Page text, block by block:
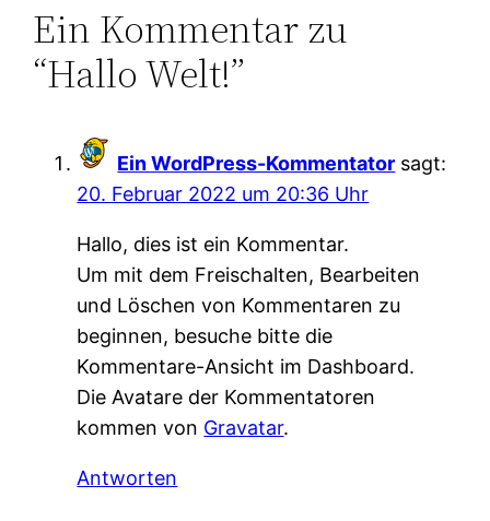
Ein Kommentar zu
“Hallo Welt!”
Ein WordPress-Kommentator sagt:
20. Februar 2022 um 20:36 Uhr
Hallo, dies ist ein Kommentar.
Um mit dem Freischalten, Bearbeiten
und Löschen von Kommentaren zu
beginnen, besuche bitte die
Kommentare-Ansicht im Dashboard.
Die Avatare der Kommentatoren
kommen von Gravatar.
Antworten